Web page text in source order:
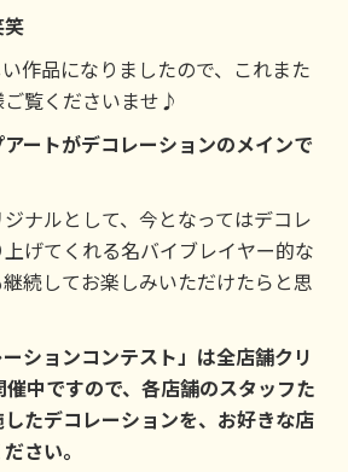
笑
作品になりましたので、これまた
覧くださいませ♪
ートがデコレーションのメインで
ナルとして、今となってはデコレ
げてくれる名バイブレイヤー的な
続してお楽しみいただけたらと思
ションコンテスト」は全店舗クリ
中ですので、各店舗のスタッフた
たデコレーションを、お好きな店
さい。